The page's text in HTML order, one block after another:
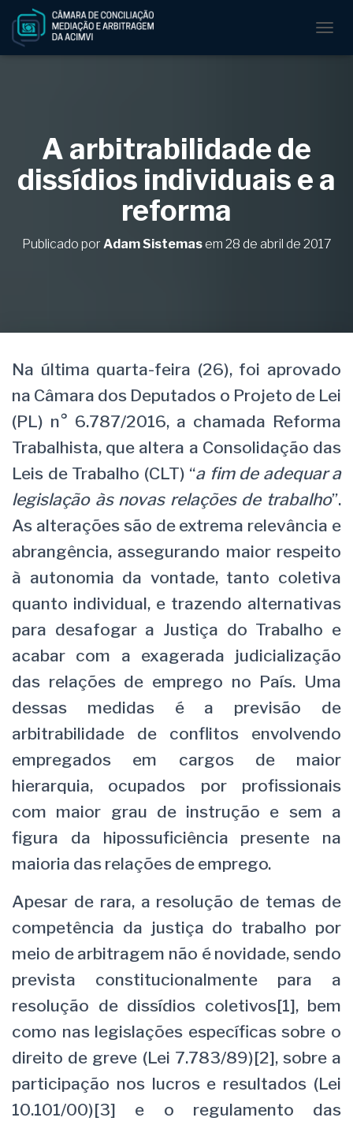
L
A
V
Ç
A arbitrabilidade de
dissídios individuais e a
reforma
Publicado por Adam Sistemasem 28 de abril de 2017
Na última quarta-feira (26), foi aprovado
na Câmara dos Deputados o Projeto de Lei
(PL) n° 6.787/2016, a chamada Reforma
Trabalhista, que altera a Consolidação das
Leis de Trabalho (CLT) “a fim de adequar a
legislação às novas relações de trabalho”.
As alterações são de extrema relevância e
abrangência, assegurando maior respeito
à autonomia da vontade, tanto coletiva
quanto individual, e trazendo alternativas
para desafogar a Justiça do Trabalho e
acabar com a exagerada judicialização
das relações de emprego no País. Uma
dessas medidas é a previsão de
arbitrabilidade de conflitos envolvendo
empregados em cargos de maior
hierarquia, ocupados por profissionais
com maior grau de instrução e sem a
figura da hipossuficiência presente na
maioria das relações de emprego.
Apesar de rara, a resolução de temas de
competência da justiça do trabalho por
meio de arbitragem não é novidade, sendo
prevista constitucionalmente para a
resolução de dissídios coletivos[1], bem
como nas legislações específicas sobre o
direito de greve (Lei 7.783/89)[2], sobre a
participação nos lucros e resultados (Lei
10.101/00)[3] e o regulamento das